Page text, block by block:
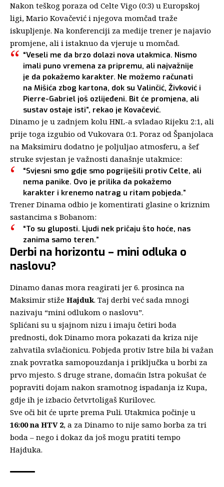
Nakon teškog poraza od Celte Vigo (0:3) u Europskoj
ligi, Mario Kovačević i njegova momčad traže
iskupljenje. Na konferenciji za medije trener je najavio
promjene, ali i istaknuo da vjeruje u momčad.
“Veseli me da brzo dolazi nova utakmica. Nismo
imali puno vremena za pripremu, ali najvažnije
je da pokažemo karakter. Ne možemo računati
na Mišića zbog kartona, dok su Valinčić, Živković i
Pierre-Gabriel još ozlijeđeni. Bit će promjena, ali
sustav ostaje isti”, rekao je Kovačević.
Dinamo je u zadnjem kolu HNL-a svladao Rijeku 2:1, ali
prije toga izgubio od Vukovara 0:1. Poraz od Španjolaca
na Maksimiru dodatno je poljuljao atmosferu, a šef
struke svjestan je važnosti današnje utakmice:
“Svjesni smo gdje smo pogriješili protiv Celte, ali
nema panike. Ovo je prilika da pokažemo
karakter i krenemo natrag u ritam pobjeda.”
Trener Dinama odbio je komentirati glasine o kriznim
sastancima s Bobanom:
“To su gluposti. Ljudi nek pričaju što hoće, nas
zanima samo teren.”
Derbi na horizontu – mini odluka o
naslovu?
Dinamo danas mora reagirati jer 6. prosinca na
Maksimir stiže Hajduk. Taj derbi već sada mnogi
nazivaju “mini odlukom o naslovu”.
Splićani su u sjajnom nizu i imaju četiri boda
prednosti, dok Dinamo mora pokazati da kriza nije
zahvatila svlačionicu. Pobjeda protiv Istre bila bi važan
znak povratka samopouzdanja i priključka u borbi za
prvo mjesto. S druge strane, domaćin Istra pokušat će
popraviti dojam nakon sramotnog ispadanja iz Kupa,
gdje ih je izbacio četvrtoligaš Kurilovec.
Sve oči bit će uprte prema Puli. Utakmica počinje u
16:00 na HTV 2, a za Dinamo to nije samo borba za tri
boda – nego i dokaz da još mogu pratiti tempo
Hajduka.